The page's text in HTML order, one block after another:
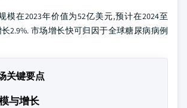
模在2023年价值为52亿美元,预计在2024至
长2.9%. 市场增长快可归因于全球糖尿病病例
关键要点
与增长